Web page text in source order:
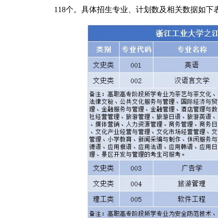
118个。具体招生专业、计划数及相关数据如下